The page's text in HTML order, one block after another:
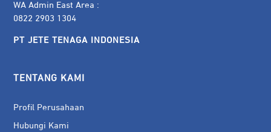
WA Admin East Area :
0822 2903 1304
PT JETE TENAGA INDONESIA
TENTANG KAMI
Profil Perusahaan
Hubungi Kami